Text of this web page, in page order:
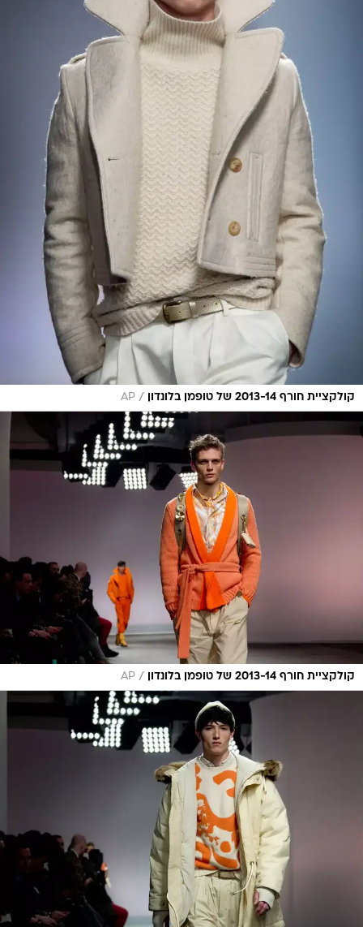
קולקציית חורף 2013-14 של טופמן בלונדון /
AP
קולקציית חורף 2013-14 של טופמן בלונדון /
AP